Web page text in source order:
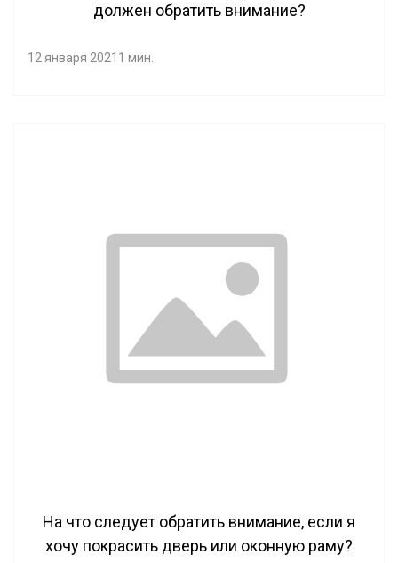
должен обратить внимание?
12 января 2021 1 мин.
На что следует обратить внимание, если я
хочу покрасить дверь или оконную раму?